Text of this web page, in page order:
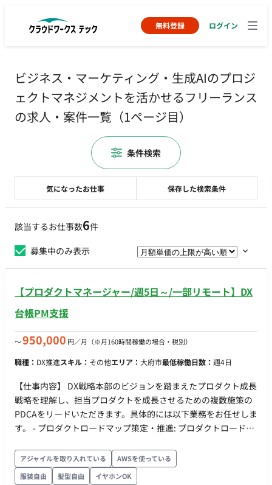
無料登録 ログイン
ビジネス・マーケティング・生成AIのプロジ
ェクトマネジメントを活かせるフリーランス
の求人・案件一覧（1ページ目）
該当するお仕事数6件
募集中のみ表示
【プロダクトマネージャー/週5日～/一部リモート】DX
台帳PM支援
〜950,000 円／月 （※月160時間稼働の場合・税別）
職種： DX推進スキル： その他エリア： 大府市最低稼働日数： 週4日
【仕事内容】 DX戦略本部のビジョンを踏まえたプロダクト成長
戦略を理解し、担当プロダクトを成長させるための複数施策の
PDCAをリードいただきます。具体的には以下業務をお任せしま
す。 - プロダクトロードマップ策定・推進: プロダクトロードマ
ジメント: 各サービスや機能のKPIを設定・モニタリングし、目
標達成に向けたPDCAサイクルを確立。 - 継続的改善の主導:
アジャイルを取り入れている
AWSを使っている
服装自由
髪型自由
イヤホンOK
気になったお仕事 保存した検索条件
条件検索